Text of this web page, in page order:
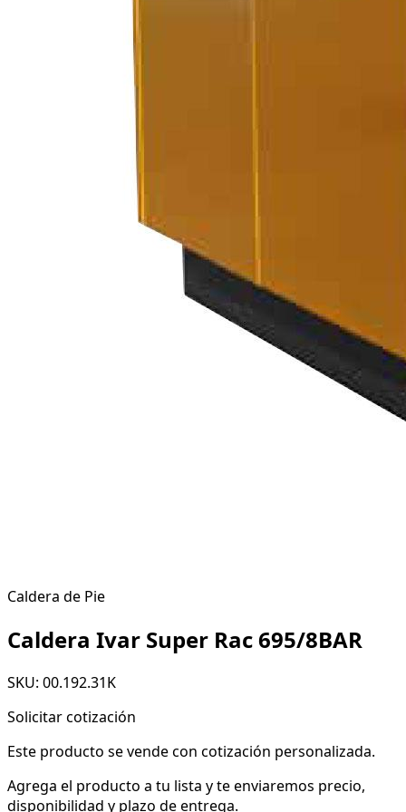
Caldera de Pie
Caldera Ivar Super Rac 695/8BAR
SKU: 00.192.31K
Solicitar cotización
Este producto se vende con cotización personalizada.
Agrega el producto a tu lista y te enviaremos precio,
disponibilidad y plazo de entrega.